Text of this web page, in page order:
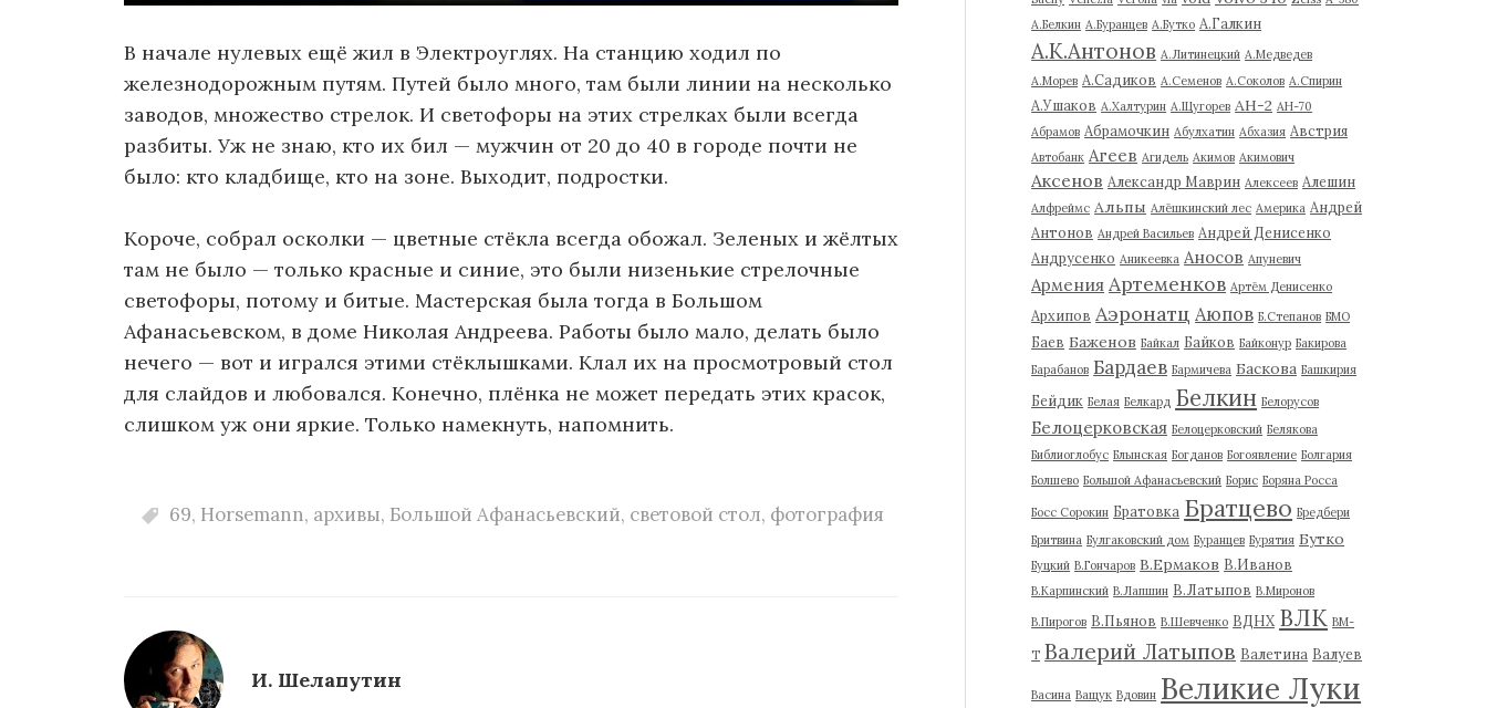
В начале нулевых ещё жил в Электроуглях. На станцию ходил по
железнодорожным путям. Путей было много, там были линии на несколько
заводов, множество стрелок. И светофоры на этих стрелках были всегда
разбиты. Уж не знаю, кто их бил — мужчин от 20 до 40 в городе почти не
было: кто кладбище, кто на зоне. Выходит, подростки.
Короче, собрал осколки — цветные стёкла всегда обожал. Зеленых и жёлтых
там не было — только красные и синие, это были низенькие стрелочные
светофоры, потому и битые. Мастерская была тогда в Большом
Афанасьевском, в доме Николая Андреева. Работы было мало, делать было
нечего — вот и игрался этими стёклышками. Клал их на просмотровый стол
для слайдов и любовался. Конечно, плёнка не может передать этих красок,
слишком уж они яркие. Только намекнуть, напомнить.
69, Horsemann, архивы, Большой Афанасьевский, световой стол, фотография
И. Шелапутин
А.Белкин А.Буранцев А.Бутко А.Галкин
А.К.Антонов А.Литинецкий А.Медведев
А.Морев А.Садиков А.Семенов А.Соколов А.Спирин
А.Ушаков А.Халтурин А.Щугорев АН-2 АН-70
Абрамов Абрамочкин Абулхатин Абхазия Австрия
Автобанк Агеев Агидель Акимов Акимович
Аксенов Александр Маврин Алексеев Алешин
Алфреймс Альпы Алёшкинский лес Америка Андрей
Антонов Андрей Васильев Андрей Денисенко
Андрусенко Аникеевка Аносов Апуневич
Армения Артеменков Артём Денисенко
Архипов Аэронатц Аюпов Б.Степанов БМО
Баев Баженов Байкал Байков Байконур Бакирова
Барабанов Бардаев Бармичева Баскова Башкирия
Бейдик Белая Белкард Белкин Белорусов
Белоцерковская Белоцерковский Белякова
Библиоглобус Блынская Богданов Богоявление Болгария
Болшево Большой Афанасьевский Борис Боряна Росса
Босс Сорокин Братовка Братцево Бредбери
Бритвина Булгаковский дом Буранцев Бурятия Бутко
Буцкий В.Гончаров В.Ермаков В.Иванов
В.Карпинский В.Лапшин В.Латыпов В.Миронов
В.Пирогов В.Пьянов В.Шевченко ВДНХ ВЛК ВМ-
Т Валерий Латыпов Валетина Валуев
Васина Ващук Вдовин Великие Луки